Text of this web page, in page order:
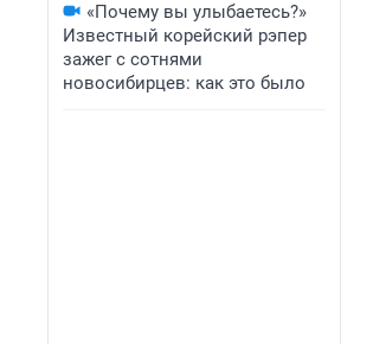
«Почему вы улыбаетесь?»
Известный корейский рэпер
зажег с сотнями
новосибирцев: как это было